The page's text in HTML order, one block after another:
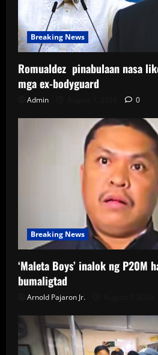
Breaking News
Romualdez pinabulaan nasa
mga ex-bodyguard
Admin 0
Breaking News
‘Maleta Boys’ inalok ng P20M
bumaligtad
Arnold Pajaron Jr.